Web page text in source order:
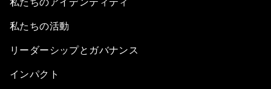
私たちのアイデンティティ
私たちの活動
リーダーシップとガバナンス
インパクト